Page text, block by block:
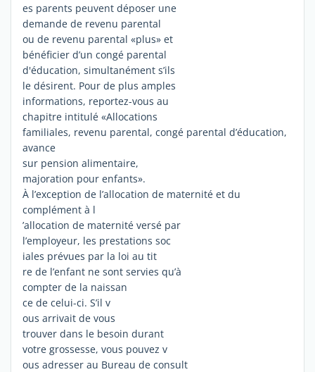
es parents peuvent déposer une
demande de revenu parental
ou de revenu parental «plus» et
bénéficier d’un congé parental
d'éducation, simultanément s’ils
le désirent. Pour de plus amples
informations, reportez-vous au
chapitre intitulé «Allocations
familiales, revenu parental, congé parental d’éducation,
avance
sur pension alimentaire,
majoration pour enfants».
À l’exception de l’allocation de maternité et du
complément à l
’allocation de maternité versé par
l’employeur, les prestations soc
iales prévues par la loi au tit
re de l’enfant ne sont servies qu’à
compter de la naissan
ce de celui-ci. S’il v
ous arrivait de vous
trouver dans le besoin durant
votre grossesse, vous pouvez v
ous adresser au Bureau de consult